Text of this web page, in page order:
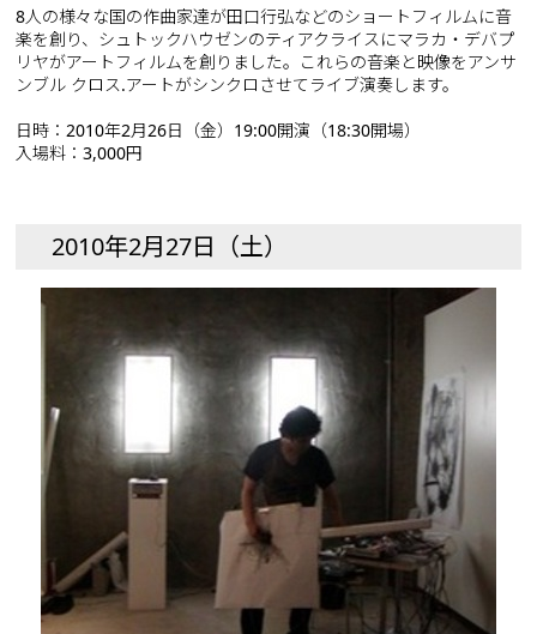
8人の様々な国の作曲家達が田口行弘などのショートフィルムに音
楽を創り、シュトックハウゼンのティアクライスにマラカ・デバプ
リヤがアートフィルムを創りました。これらの音楽と映像をアンサ
ンブル クロス.アートがシンクロさせてライブ演奏します。
日時：2010年2月26日（金）19:00開演（18:30開場）
入場料：3,000円
2010年2月27日（土）